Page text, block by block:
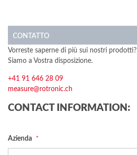
CONTATTO
Vorreste saperne di più sui nostri prodotti?
Siamo a Vostra disposizione.
+41 91 646 28 09
measure@rotronic.ch
CONTACT INFORMATION:
Azienda